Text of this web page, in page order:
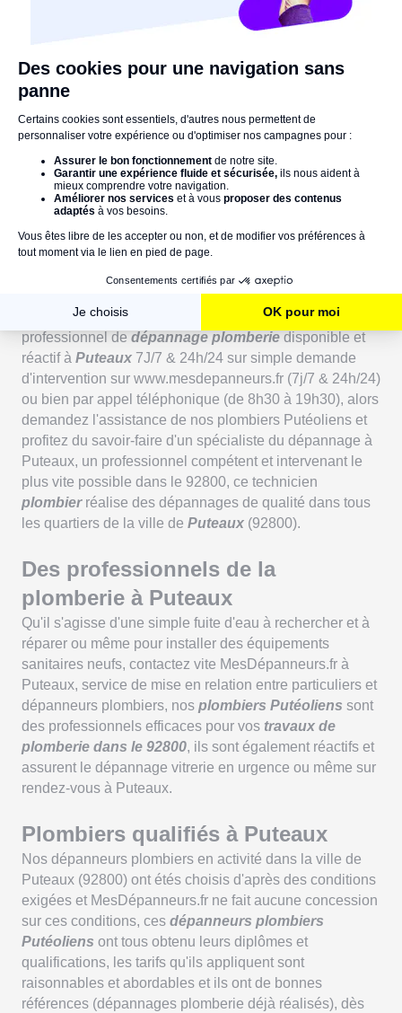
Vous avez une urgence ?
Contactez-nous par téléphone !
Nos experts sont disponibles 7j/7 24h/24
Contactez-nous
Plombier Puteaux en urgence
Vous êtes confronté à une fuite d'eau à l'origine de
dégâts des eaux à votre domicile ou sur votre lieu de
travail dans le 92800 (Puteaux). Ne paniquez pas, avec
www.mesdepanneurs.fr vous accédez à un service
professionnel de dépannage plomberie disponible et
réactif à Puteaux 7J/7 & 24h/24 sur simple demande
d'intervention sur www.mesdepanneurs.fr (7j/7 & 24h/24)
ou bien par appel téléphonique (de 8h30 à 19h30), alors
demandez l'assistance de nos plombiers Putéoliens et
profitez du savoir-faire d'un spécialiste du dépannage à
Puteaux, un professionnel compétent et intervenant le
plus vite possible dans le 92800, ce technicien
plombierréalise des dépannages de qualité dans tous
les quartiers de la ville de Puteaux (92800).
Des professionnels de la
plomberie à Puteaux
Qu'il s'agisse d'une simple fuite d'eau à rechercher et à
réparer ou même pour installer des équipements
sanitaires neufs, contactez vite MesDépanneurs.fr à
Puteaux, service de mise en relation entre particuliers et
dépanneurs plombiers, nos plombiers Putéoliens sont
des professionnels efficaces pour vos travaux de
plomberie dans le 92800, ils sont également réactifs et
assurent le dépannage vitrerie en urgence ou même sur
rendez-vous à Puteaux.
Plombiers qualifiés à Puteaux
Nos dépanneurs plombiers en activité dans la ville de
Puteaux (92800) ont étés choisis d'après des conditions
exigées et MesDépanneurs.fr ne fait aucune concession
sur ces conditions, ces dépanneurs plombiers
Putéoliens ont tous obtenu leurs diplômes et
qualifications, les tarifs qu'ils appliquent sont
raisonnables et abordables et ils ont de bonnes
références (dépannages plomberie déjà réalisés), dès